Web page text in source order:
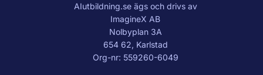
AIutbildning.seägs och drivs av
ImagineX AB
Nolbyplan 3A
654 62, Karlstad
Org-nr: 559260-6049